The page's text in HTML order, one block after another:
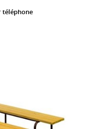
téléphone